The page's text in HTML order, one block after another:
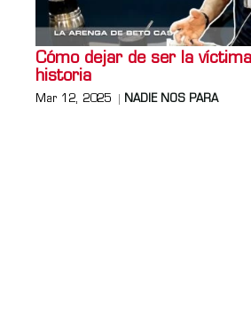
Cómo dejar de ser la
historia
Mar 12, 2025 NADIE NOS PARA